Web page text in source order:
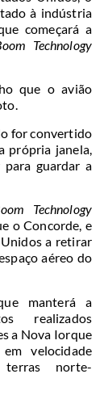
à indústria
começará a
Technology
que o avião
for convertido
própria janela,
para guardar a
Technology
o Concorde, e
a retirar
aéreo do
manterá a
realizados
a Nova Iorque
velocidade
terras norte-